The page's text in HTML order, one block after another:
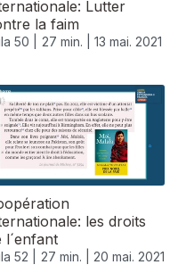
Lutter
la faim
50 | 27 min. | 13 mai. 2021
les droits
l´enfant
52 | 27 min. | 20 mai. 2021